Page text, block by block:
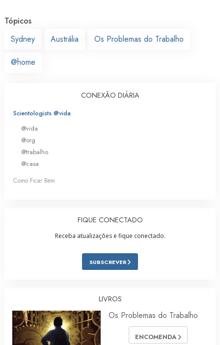
Tópicos
Sydney
Austrália Os Problemas do Trabalho
@home
CONEXÃO DIÁRIA
Scientologists @vida
@vida
@org
@trabalho
@casa
Como Ficar Bem
FIQUE CONECTADO
Receba atualizações e fique conectado.
SUBSCREVER
LIVROS
Os Problemas do Trabalho
ENCOMENDA